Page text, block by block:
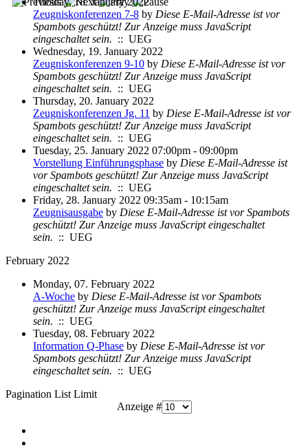
Zeugniskonferenzen 7-8 by Diese E-Mail-Adresse ist vor
Spambots geschützt! Zur Anzeige muss JavaScript
eingeschaltet sein. :: UEG
Wednesday, 19. January 2022
Zeugniskonferenzen 9-10 by Diese E-Mail-Adresse ist vor
Spambots geschützt! Zur Anzeige muss JavaScript
eingeschaltet sein. :: UEG
Thursday, 20. January 2022
Zeugniskonferenzen Jg. 11 by Diese E-Mail-Adresse ist vor
Spambots geschützt! Zur Anzeige muss JavaScript
eingeschaltet sein. :: UEG
Tuesday, 25. January 2022 07:00pm - 09:00pm
Vorstellung Einführungsphase by Diese E-Mail-Adresse ist
vor Spambots geschützt! Zur Anzeige muss JavaScript
eingeschaltet sein. :: UEG
Friday, 28. January 2022 09:35am - 10:15am
Zeugnisausgabe by Diese E-Mail-Adresse ist vor Spambots
geschützt! Zur Anzeige muss JavaScript eingeschaltet
sein. :: UEG
February 2022
Monday, 07. February 2022
A-Woche by Diese E-Mail-Adresse ist vor Spambots
geschützt! Zur Anzeige muss JavaScript eingeschaltet
sein. :: UEG
Tuesday, 08. February 2022
Information Q-Phase by Diese E-Mail-Adresse ist vor
Spambots geschützt! Zur Anzeige muss JavaScript
eingeschaltet sein. :: UEG
Pagination List Limit
Anzeige #